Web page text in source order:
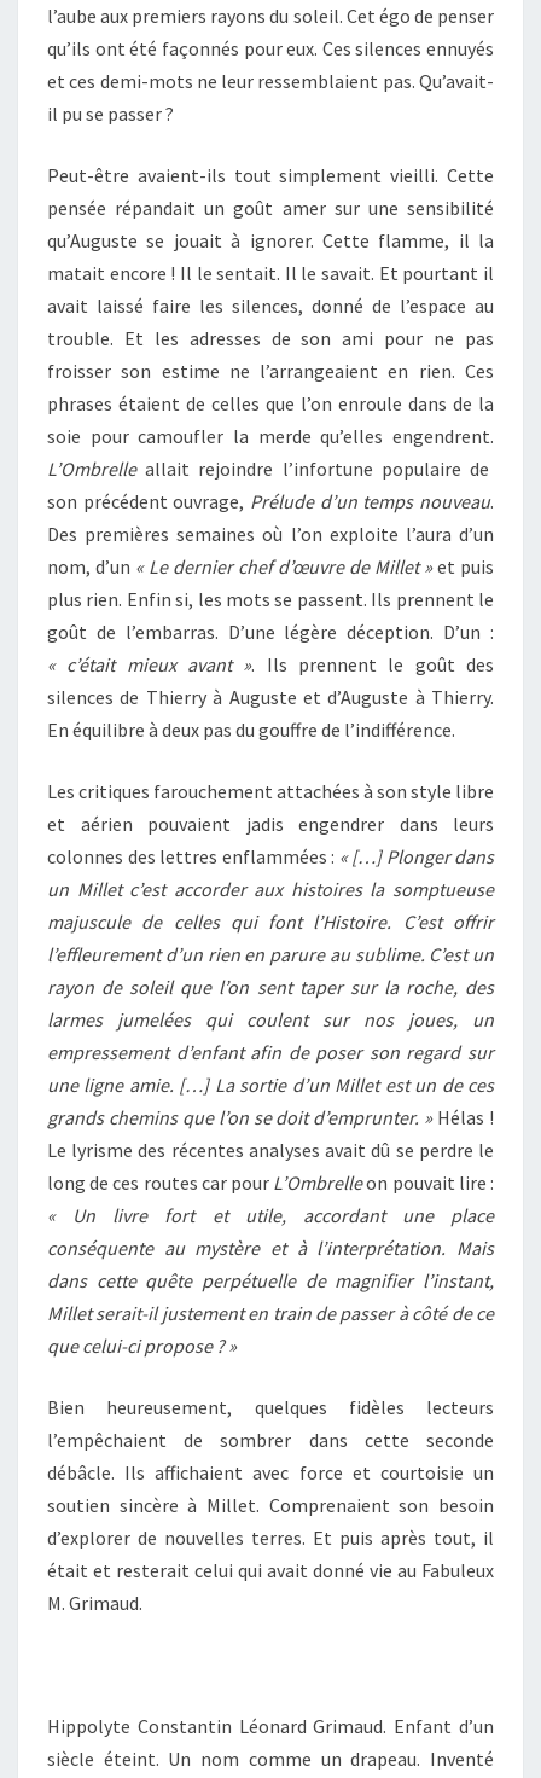
l’aube aux premiers rayons du soleil. Cet égo de penser
qu’ils ont été façonnés pour eux. Ces silences ennuyés
et ces demi-mots ne leur ressemblaient pas. Qu’avait-
il pu se passer ?
Peut-être avaient-ils tout simplement vieilli. Cette
pensée répandait un goût amer sur une sensibilité
qu’Auguste se jouait à ignorer. Cette flamme, il la
matait encore ! Il le sentait. Il le savait. Et pourtant il
avait laissé faire les silences, donné de l’espace au
trouble. Et les adresses de son ami pour ne pas
froisser son estime ne l’arrangeaient en rien. Ces
phrases étaient de celles que l’on enroule dans de la
soie pour camoufler la merde qu’elles engendrent.
L’Ombrelleallait rejoindre l’infortune populaire de
son précédent ouvrage, Prélude d’un temps nouveau.
Des premières semaines où l’on exploite l’aura d’un
nom, d’un « Le dernier chef d’œuvre de Millet »et puis
plus rien. Enfin si, les mots se passent. Ils prennent le
goût de l’embarras. D’une légère déception. D’un :
« c’était mieux avant ». Ils prennent le goût des
silences de Thierry à Auguste et d’Auguste à Thierry.
En équilibre à deux pas du gouffre de l’indifférence.
Les critiques farouchement attachées à son style libre
et aérien pouvaient jadis engendrer dans leurs
colonnes des lettres enflammées : « […] Plonger dans
un Millet c’est accorder aux histoires la somptueuse
majuscule de celles qui font l’Histoire. C’est offrir
l’effleurement d’un rien en parure au sublime. C’est un
rayon de soleil que l’on sent taper sur la roche, des
larmes jumelées qui coulent sur nos joues, un
empressement d’enfant afin de poser son regard sur
une ligne amie. […] La sortie d’un Millet est un de ces
grands chemins que l’on se doit d’emprunter. »Hélas !
Le lyrisme des récentes analyses avait dû se perdre le
long de ces routes car pour L’Ombrelleon pouvait lire :
« Un livre fort et utile, accordant une place
conséquente au mystère et à l’interprétation. Mais
dans cette quête perpétuelle de magnifier l’instant,
Millet serait-il justement en train de passer à côté de ce
que celui-ci propose ? »
Bien heureusement, quelques fidèles lecteurs
l’empêchaient de sombrer dans cette seconde
débâcle. Ils affichaient avec force et courtoisie un
soutien sincère à Millet. Comprenaient son besoin
d’explorer de nouvelles terres. Et puis après tout, il
était et resterait celui qui avait donné vie au Fabuleux
M. Grimaud.
Hippolyte Constantin Léonard Grimaud. Enfant d’un
siècle éteint. Un nom comme un drapeau. Inventé